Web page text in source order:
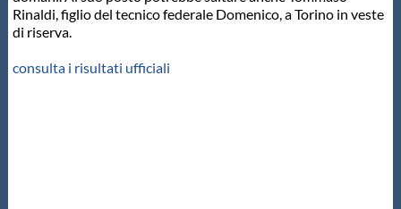
Rinaldi, figlio del tecnico federale Domenico, a Torino in veste
di riserva.
consulta i risultati ufficiali